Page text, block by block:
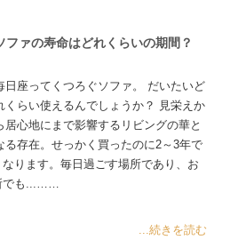
ファの寿命はどれくらいの期間？
日座ってくつろぐソファ。 だいたいど
くらい使えるんでしょうか？ 見栄えか
居心地にまで影響するリビングの華と
る存在。せっかく買ったのに2～3年で
ります。毎日過ごす場所であり、お
でも...……
...続きを読む